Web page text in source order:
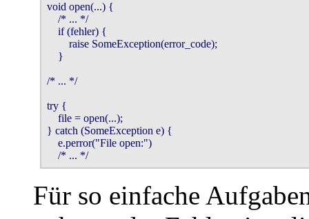
void open(...) {
    /* ... */
    if (fehler) {
        raise SomeException(error_code);
    }
/* ... */
try {
    file = open(...);
} catch (SomeException e) {
    e.perror("File open:")
    /* ... */
Für so einfache